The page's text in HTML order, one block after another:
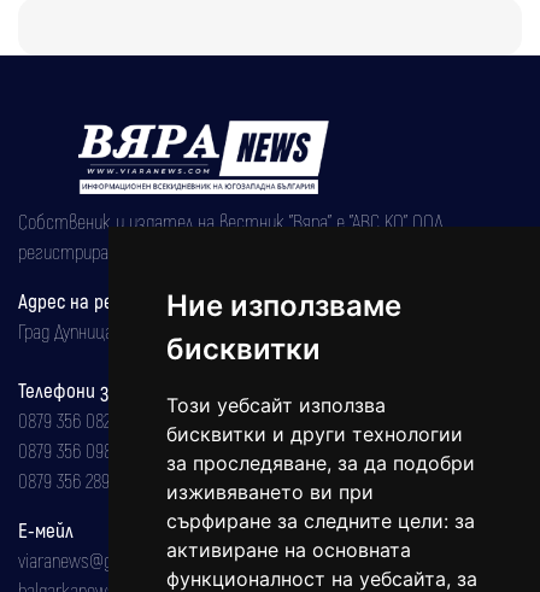
Ние използваме
бисквитки
Този уебсайт използва
бисквитки и други технологии
за проследяване, за да подобри
изживяването ви при
сърфиране за следните цели: за
активиране на основната
функционалност на уебсайта, за
Собственик и издател на вестник "Вяра" е "АВС КО" ООД,
регистрирана на 08.05.2002 година.
Адрес на редакцията
Град Дупница, ул.''Христо Ботев" 43
Телефони за реклама и абонаменти
0879 356 082
0879 356 098
0879 356 289
Е-мейл
viaranews@gmail.com